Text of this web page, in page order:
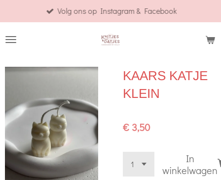
direct
naar
hoofdinhoud
Volg ons op Instagram & Facebook
KAARS KATJE
KLEIN
€ 3,50
In
winkelwagen